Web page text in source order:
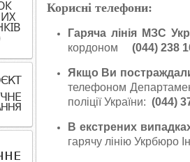
Корисні телефони:
Гаряча лінія МЗС
кордоном (044) 238
Якщо Ви
телефоном
поліції України: (044)
В екстрених
гарячу лінію Укрбюро